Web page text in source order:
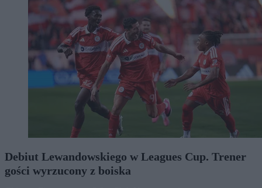
Debiut Lewandowskiego w Leagues Cup. Trener
gości wyrzucony z boiska